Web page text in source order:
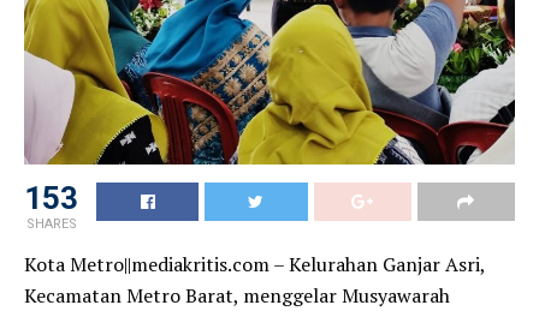
153
SHARES
Kota Metro||mediakritis.com – Kelurahan Ganjar Asri,
Kecamatan Metro Barat, menggelar Musyawarah